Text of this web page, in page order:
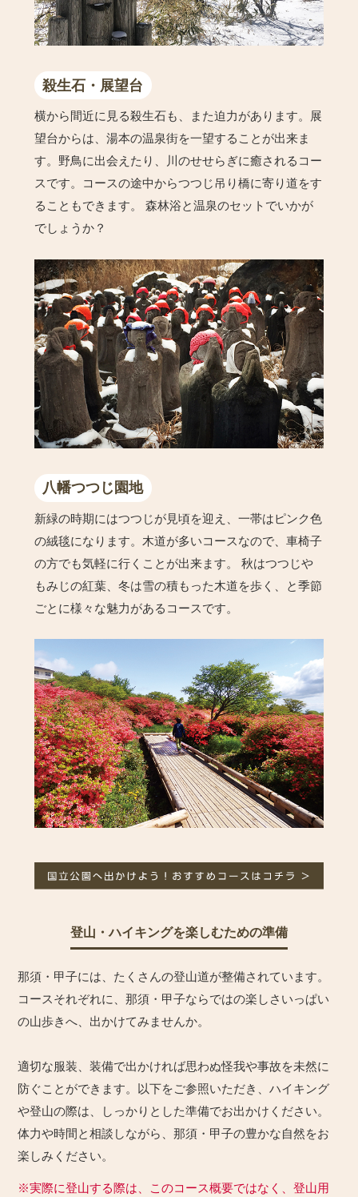
殺生石・展望台
横から間近に見る殺生石も、また迫力があります。展
望台からは、湯本の温泉街を一望することが出来ま
す。野鳥に出会えたり、川のせせらぎに癒されるコー
スです。コースの途中からつつじ吊り橋に寄り道をす
ることもできます。 森林浴と温泉のセットでいかが
でしょうか？
八幡つつじ園地
新緑の時期にはつつじが見頃を迎え、一帯はピンク色
の絨毯になります。木道が多いコースなので、車椅子
の方でも気軽に行くことが出来ます。 秋はつつじや
もみじの紅葉、冬は雪の積もった木道を歩く、と季節
ごとに様々な魅力があるコースです。
登山・ハイキングを楽しむための準備
那須・甲子には、たくさんの登山道が整備されています。
コースそれぞれに、那須・甲子ならではの楽しさいっぱい
の山歩きへ、出かけてみませんか。
適切な服装、装備で出かければ思わぬ怪我や事故を未然に
防ぐことができます。以下をご参照いただき、ハイキング
や登山の際は、しっかりとした準備でお出かけください。
体力や時間と相談しながら、那須・甲子の豊かな自然をお
楽しみください。
※実際に登山する際は、このコース概要ではなく、登山用